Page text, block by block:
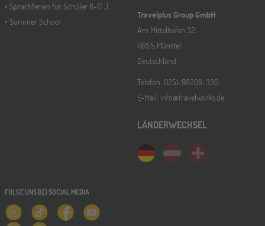
Sprachferien für Schüler 8-17 J.
Summer School
Travelplus Group GmbH
Am Mittelhafen 32
48155 Münster
Deutschland
Telefon: 0251-98209-330
E-Mail: info@travelworks.de
LÄNDERWECHSEL
FOLGE UNS BEI SOCIAL MEDIA